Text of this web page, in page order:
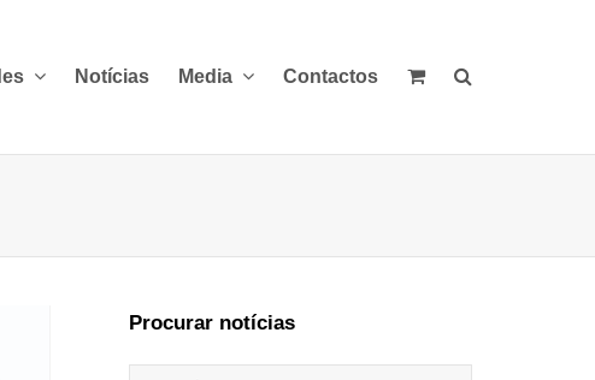
Notícias Media Contactos
Procurar notícias